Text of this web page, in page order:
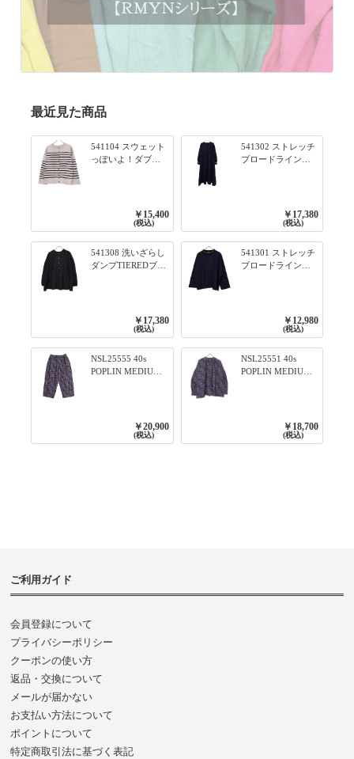
最近見た商品
541104 スウェット
っぽいよ！ダブル
プルオーバー 101オ
フベージュ×ネイビ
￥15,400
(税込)
541302 ストレッチ
ブロードライン入
ワンピース 79ネイ
￥17,380
(税込)
541308 洗いざらし
ダンプTIEREDブシ
￥17,380
(税込)
541301 ストレッチ
ブロードライン入
リブプルオーバー
79ネイビー
￥12,980
(税込)
NSL25555 40s
POPLIN MEDIUM
￥20,900
(税込)
NSL25551 40s
POPLIN MEDIUM
3800NAVY BASE
￥18,700
(税込)
ご利用ガイド
会員登録について
プライバシーポリシー
クーポンの使い方
返品・交換について
メールが届かない
お支払い方法について
ポイントについて
特定商取引法に基づく表記